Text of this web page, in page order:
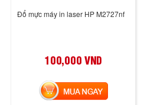
Đổ mực máy in laser HP M2727nf
100,000 VND
MUA NGAY